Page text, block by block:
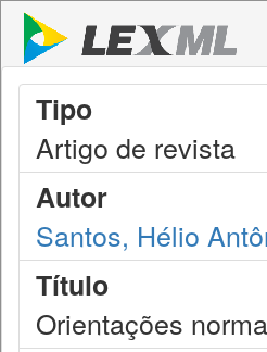
Tipo
Artigo de revista
Autor
Santos, Hélio
Título
Orientações